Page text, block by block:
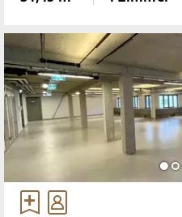
Dusche und